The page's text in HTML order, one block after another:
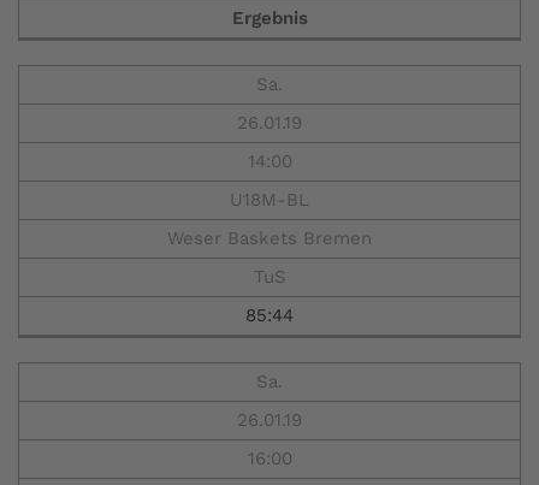
Ergebnis
Sa.
26.01.19
14:00
U18M-BL
Weser Baskets Bremen
TuS
85:44
Sa.
26.01.19
16:00